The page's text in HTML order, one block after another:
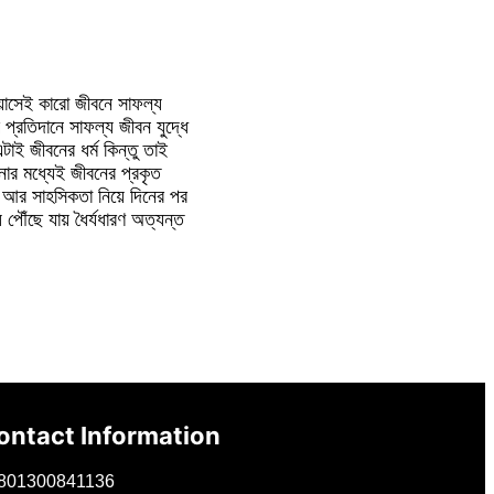
কারো জীবনে সাফল্য
সাফল্য জীবন যুদ্ধে
জীবনের ধর্ম কিন্তু তাই
মধ্যেই জীবনের প্রকৃত
সাহসিকতা নিয়ে দিনের পর
পৌঁছে যায় ধৈর্যধারণ অত্যন্ত
Information